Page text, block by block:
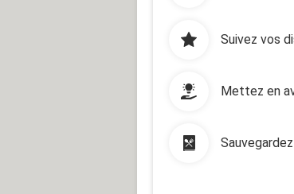
Suivez vos
Mettez en